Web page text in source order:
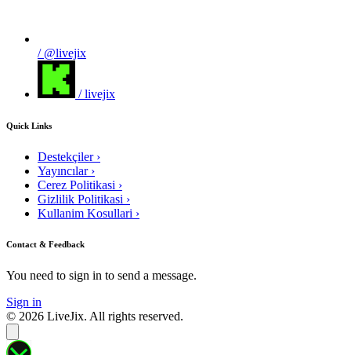
/ @livejix
/ livejix
Quick Links
Destekçiler ›
Yayıncılar ›
Cerez Politikasi ›
Gizlilik Politikasi ›
Kullanim Kosullari ›
Contact & Feedback
You need to sign in to send a message.
Sign in
© 2026 LiveJix. All rights reserved.